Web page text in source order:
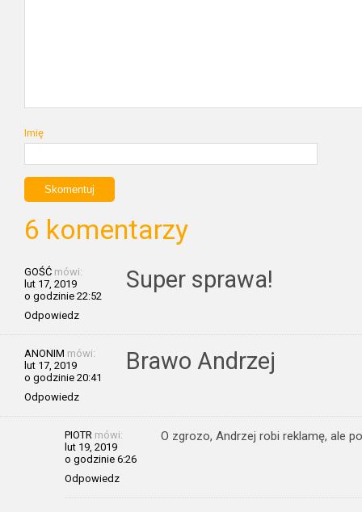
Imię
6 komentarzy
GOŚĆ mówi:
lut 17, 2019
o godzinie 22:52
Odpowiedz
Super sprawa!
ANONIM mówi:
lut 17, 2019
o godzinie 20:41
Odpowiedz
Brawo Andrzej
PIOTR mówi:
lut 19, 2019
o godzinie 6:26
Odpowiedz
O zgrozo, Andrzej robi reklamę, ale